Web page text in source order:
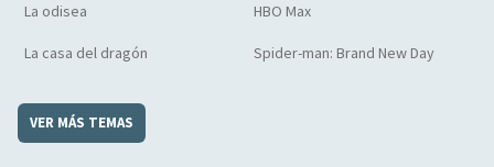
La odisea HBO Max
La casa del dragón Spider-man: Brand New Day
VER MÁS TEMAS